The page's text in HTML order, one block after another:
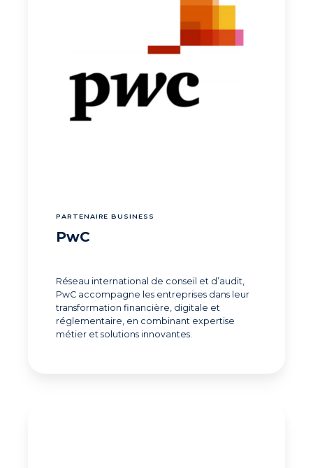
PARTENAIRE BUSINESS
PwC
Réseau international de conseil et d’audit,
PwC accompagne les entreprises dans leur
transformation financière, digitale et
réglementaire, en combinant expertise
métier et solutions innovantes.